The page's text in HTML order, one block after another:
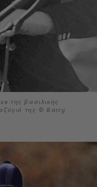
της βασιλικής
της © Barry